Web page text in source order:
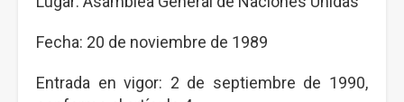
Fecha: 20 de noviembre de 1989
Entrada en vigor: 2 de septiembre de 1990,